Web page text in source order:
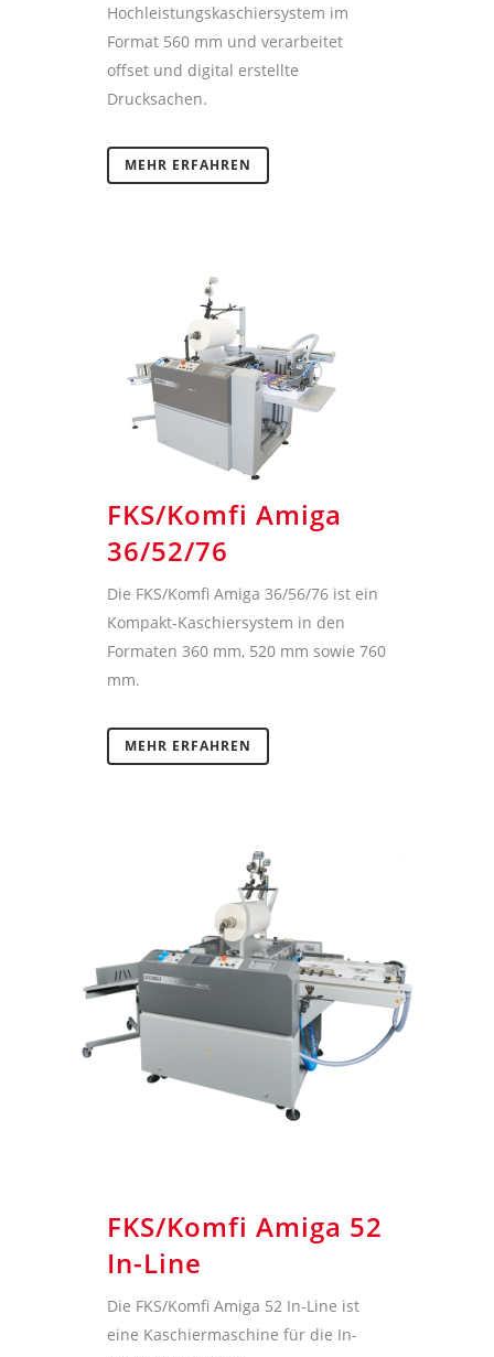
Hochleistungskaschiersystem im
Format 560 mm und verarbeitet
offset und digital erstellte
Drucksachen.
MEHR ERFAHREN
FKS/Komfi Amiga
36/52/76
Die FKS/Komfi Amiga 36/56/76 ist ein
Kompakt-Kaschiersystem in den
Formaten 360 mm, 520 mm sowie 760
mm.
MEHR ERFAHREN
FKS/Komfi Amiga 52
In-Line
Die FKS/Komfi Amiga 52 In-Line ist
eine Kaschiermaschine für die In-